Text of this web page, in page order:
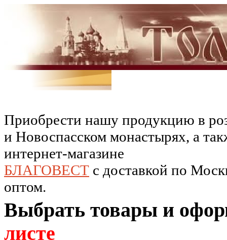
Приобрести нашу продукцию в
и Новоспасском монастырях, а
интернет-магазине
БЛАГОВЕСТ c доставкой по
оптом.
Выбрать товары и
листе